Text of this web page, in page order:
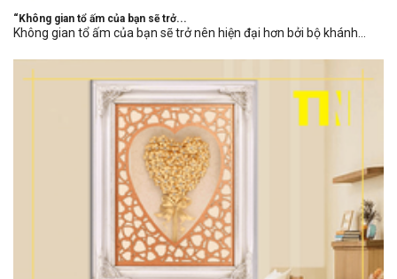
“Không gian tổ ấm của bạn sẽ trở...
Không gian tổ ấm của bạn sẽ trở nên hiện đại hơn bởi bộ khánh...